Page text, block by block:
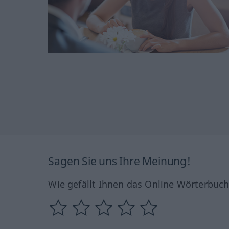
Sagen Sie uns Ihre Meinung!
Wie gefällt Ihnen das Online